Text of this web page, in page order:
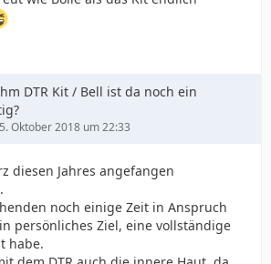
DTR Kit / Bell ist da noch ein
Oktober 2018 um 22:33
diesen Jahres angefangen
noch einige Zeit in Anspruch
persönliches Ziel, eine vollständige
habe.